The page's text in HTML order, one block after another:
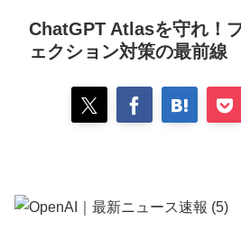
ChatGPT Atlasを守れ！
ェクション対策の最前線